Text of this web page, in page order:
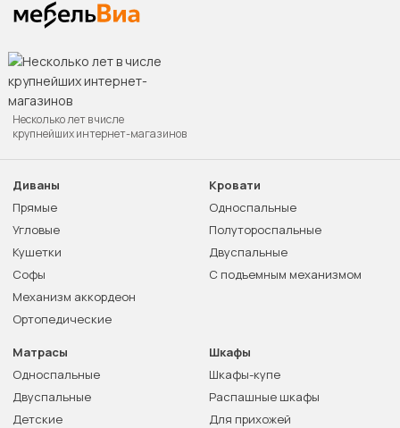
Несколько лет в числе
крупнейших интернет-магазинов
Диваны
Прямые
Угловые
Кушетки
Софы
Механизм аккордеон
Ортопедические
Кровати
Односпальные
Полутороспальные
Двуспальные
С подъемным механизмом
Матрасы
Односпальные
Двуспальные
Детские
Шкафы
Шкафы-купе
Распашные шкафы
Для прихожей